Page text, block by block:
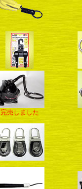
完売しました